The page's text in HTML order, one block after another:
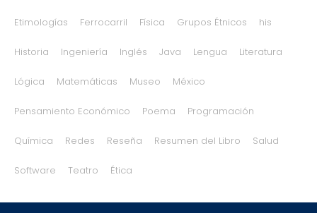
Etimologías Ferrocarril Física Grupos Étnicos his
Historia Ingeniería Inglés Java Lengua Literatura
Lógica Matemáticas Museo México
Pensamiento Económico Poema Programación
Química Redes Reseña Resumen del Libro Salud
Software Teatro Ética